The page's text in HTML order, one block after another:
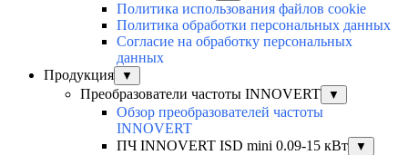
Политика использования файлов cookie
Политика обработки персональных данных
Согласие на обработку персональных
данных
Продукция
▼
Преобразователи частоты INNOVERT ▼
Обзор преобразователей частоты
INNOVERT
ПЧ INNOVERT ISD mini 0.09-15 кВт
▼